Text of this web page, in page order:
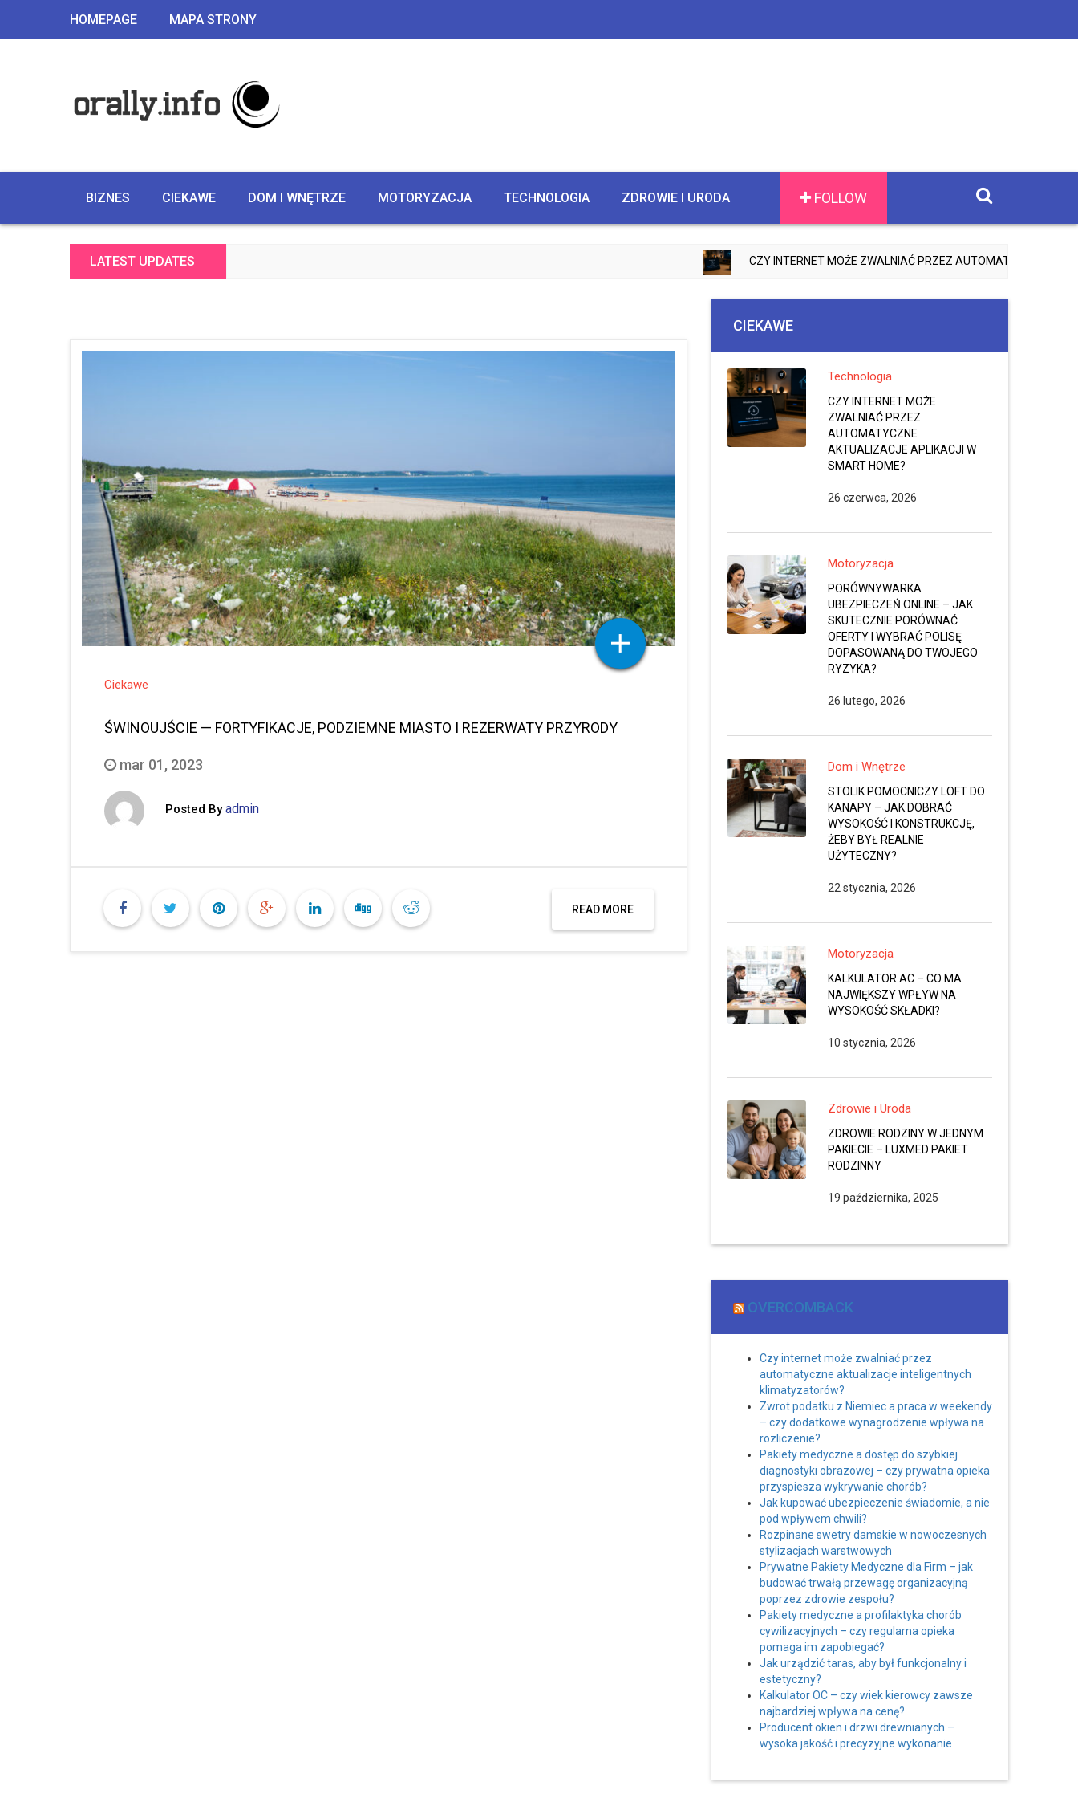
HOMEPAGE MAPA STRONY
FOLLOW
BIZNES CIEKAWE DOM I WNĘTRZE MOTORYZACJA TECHNOLOGIA ZDROWIE I URODA
LATEST UPDATES CZY INTERNET MOŻE ZWALNIAĆ PRZEZ AUTOMATYCZNE
Ciekawe
ŚWINOUJŚCIE — FORTYFIKACJE, PODZIEMNE MIASTO I REZERWATY PRZYRODY
mar 01, 2023
Posted By admin
READ MORE
CIEKAWE
Technologia
CZY INTERNET MOŻE
ZWALNIAĆ PRZEZ
AUTOMATYCZNE
AKTUALIZACJE APLIKACJI W
SMART HOME?
26 czerwca, 2026
Motoryzacja
PORÓWNYWARKA
UBEZPIECZEŃ ONLINE – JAK
SKUTECZNIE PORÓWNAĆ
OFERTY I WYBRAĆ POLISĘ
DOPASOWANĄ DO TWOJEGO
RYZYKA?
26 lutego, 2026
Dom i Wnętrze
STOLIK POMOCNICZY LOFT DO
KANAPY – JAK DOBRAĆ
WYSOKOŚĆ I KONSTRUKCJĘ,
ŻEBY BYŁ REALNIE
UŻYTECZNY?
22 stycznia, 2026
Motoryzacja
KALKULATOR AC – CO MA
NAJWIĘKSZY WPŁYW NA
WYSOKOŚĆ SKŁADKI?
10 stycznia, 2026
Zdrowie i Uroda
ZDROWIE RODZINY W JEDNYM
PAKIECIE – LUXMED PAKIET
RODZINNY
19 października, 2025
OVERCOMBACK
Czy internet może zwalniać przez
automatyczne aktualizacje inteligentnych
klimatyzatorów?
Zwrot podatku z Niemiec a praca w weekendy
– czy dodatkowe wynagrodzenie wpływa na
rozliczenie?
Pakiety medyczne a dostęp do szybkiej
diagnostyki obrazowej – czy prywatna opieka
przyspiesza wykrywanie chorób?
Jak kupować ubezpieczenie świadomie, a nie
pod wpływem chwili?
Rozpinane swetry damskie w nowoczesnych
stylizacjach warstwowych
Prywatne Pakiety Medyczne dla Firm – jak
budować trwałą przewagę organizacyjną
poprzez zdrowie zespołu?
Pakiety medyczne a profilaktyka chorób
cywilizacyjnych – czy regularna opieka
pomaga im zapobiegać?
Jak urządzić taras, aby był funkcjonalny i
estetyczny?
Kalkulator OC – czy wiek kierowcy zawsze
najbardziej wpływa na cenę?
Producent okien i drzwi drewnianych –
wysoka jakość i precyzyjne wykonanie